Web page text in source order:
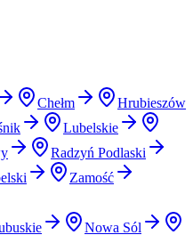
Chełm
Hrubieszów
Lubelskie
Radzyń Podlaski
Zamość
Nowa Sól